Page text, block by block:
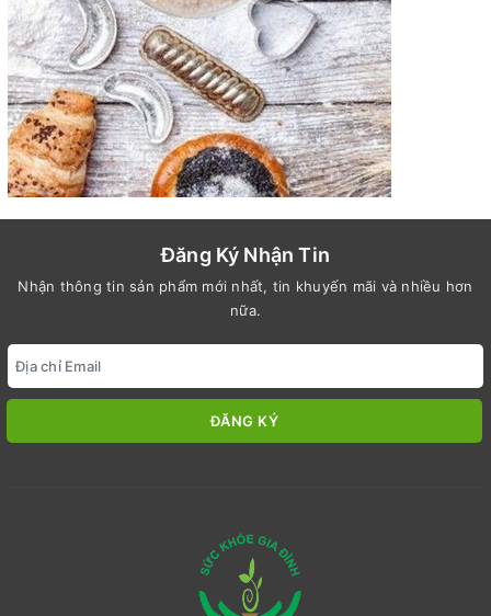
Đăng Ký Nhận Tin
Nhận thông tin sản phẩm mới nhất, tin khuyến mãi và nhiều hơn
nữa.
ĐĂNG KÝ